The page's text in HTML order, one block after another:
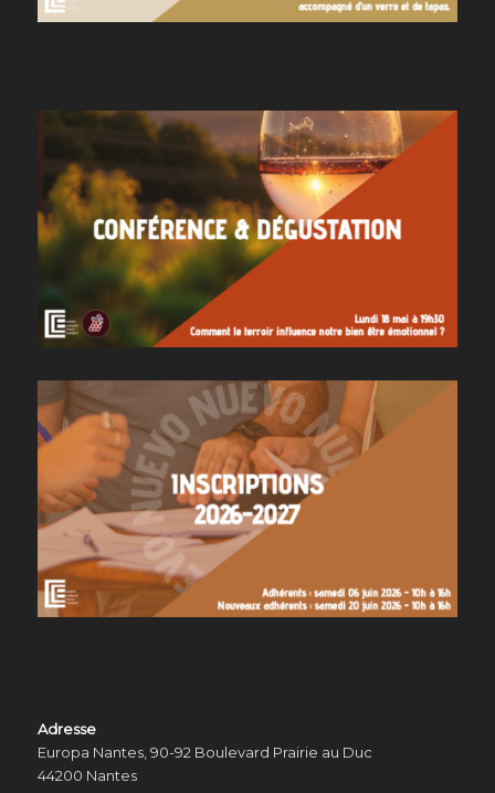
Adresse
Europa Nantes, 90-92 Boulevard Prairie au Duc
44200 Nantes